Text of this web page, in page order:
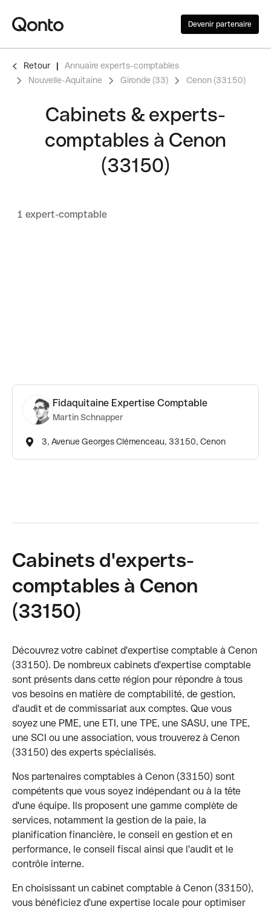
Devenir partenaire
Retour
Annuaire experts-comptables
Nouvelle-Aquitaine
Gironde (33) Cenon (33150)
Cabinets & experts-
comptables à Cenon
(33150)
1 expert-comptable
Fidaquitaine Expertise Comptable
Martin Schnapper
3, Avenue Georges Clémenceau, 33150, Cenon
Cabinets d'experts-
comptables à Cenon
(33150)
Découvrez votre cabinet d'expertise comptable à Cenon
(33150). De nombreux cabinets d'expertise comptable
sont présents dans cette région pour répondre à tous
vos besoins en matière de comptabilité, de gestion,
d'audit et de commissariat aux comptes. Que vous
soyez une PME, une ETI, une TPE, une SASU, une TPE,
une SCI ou une association, vous trouverez à Cenon
(33150) des experts spécialisés.
Nos partenaires comptables à Cenon (33150) sont
compétents que vous soyez indépendant ou à la tête
d'une équipe. Ils proposent une gamme complète de
services, notamment la gestion de la paie, la
planification financière, le conseil en gestion et en
performance, le conseil fiscal ainsi que l'audit et le
contrôle interne.
En choisissant un cabinet comptable à Cenon (33150),
vous bénéficiez d'une expertise locale pour optimiser